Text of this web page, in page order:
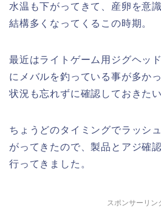
水温も下がってきて、産卵を意
結構多くなってくるこの時期。
最近はライトゲーム用ジグヘッ
にメバルを釣っている事が多か
状況も忘れずに確認しておきたい
ちょうどのタイミングでラッシ
がってきたので、製品とアジ確
行ってきました。
スポンサーリン